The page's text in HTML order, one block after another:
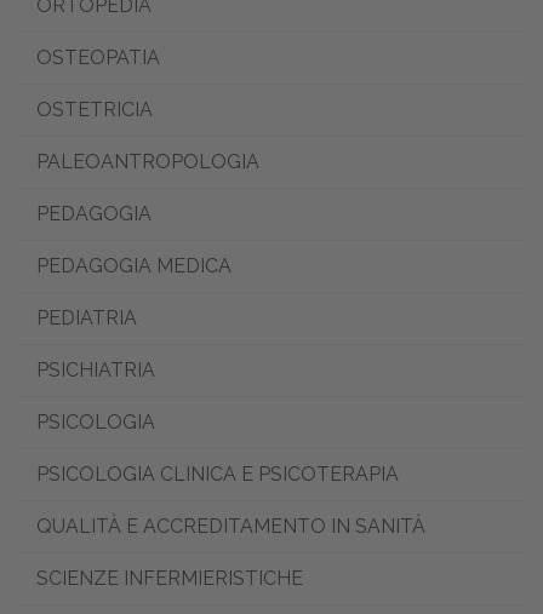
ORTOPEDIA
OSTEOPATIA
OSTETRICIA
PALEOANTROPOLOGIA
PEDAGOGIA
PEDAGOGIA MEDICA
PEDIATRIA
PSICHIATRIA
PSICOLOGIA
PSICOLOGIA CLINICA E PSICOTERAPIA
QUALITÀ E ACCREDITAMENTO IN SANITÀ
SCIENZE INFERMIERISTICHE